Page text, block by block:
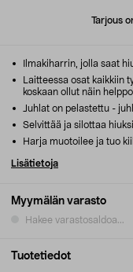
Tarjous
Myymälän varasto
Hakee varastosaldoa...
Ilmakiharrin, jolla saat
Laitteessa osat kaikkiin
koskaan ollut näin
Juhlat on pelastettu -
Selvittää ja silottaa
Harja muotoilee ja tuo
Lisätietoja
Tuotetiedot